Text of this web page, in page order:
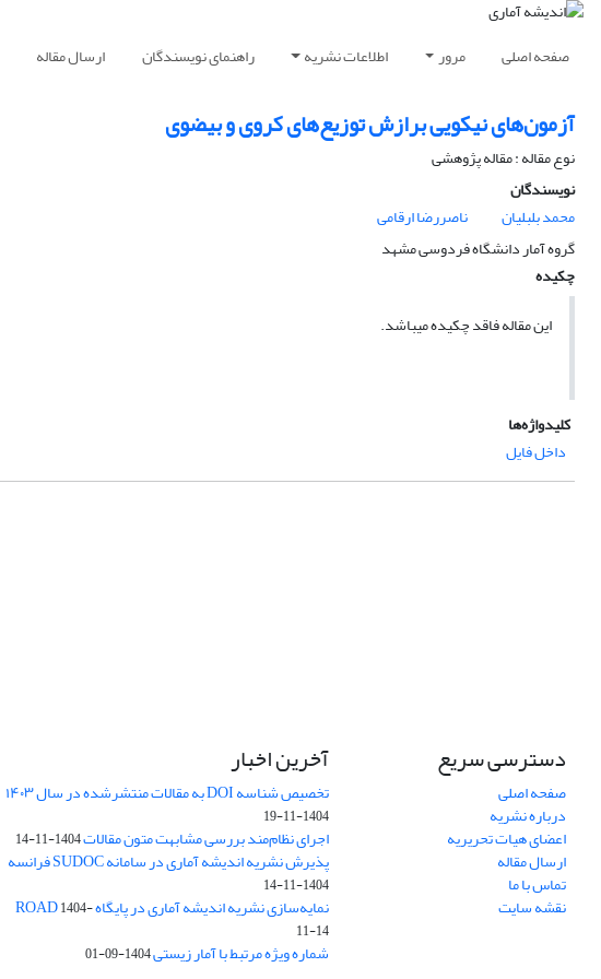
صفحه اصلی مرور اطلاعات نشریه راهنمای نویسندگان ارسال مقاله
آزمون‌های نیکویی برازش توزیع‌های کروی و بیضوی
نوع مقاله : مقاله پژوهشی
نویسندگان
محمد بلبلیان
ناصررضا ارقامی
گروه آمار دانشگاه فردوسی مشهد
چکیده
این مقاله فاقد چکیده می​باشد.
کلیدواژه‌ها
داخل فایل
دسترسی سریع
صفحه اصلی
درباره نشریه
اعضای هیات تحریریه
ارسال مقاله
تماس با ما
نقشه سایت
آخرین اخبار
تخصیص شناسه DOI به مقالات منتشرشده در سال ۱۴۰۳
1404-11-19
اجرای نظام‌مند بررسی مشابهت متون مقالات1404-11-14
پذیرش نشریه اندیشه آماری در سامانه SUDOC فرانسه
1404-11-14
نمایه‌سازی نشریه اندیشه آماری در پایگاه ROAD1404-
11-14
شماره ویژه مرتبط با آمار زیستی1404-09-01